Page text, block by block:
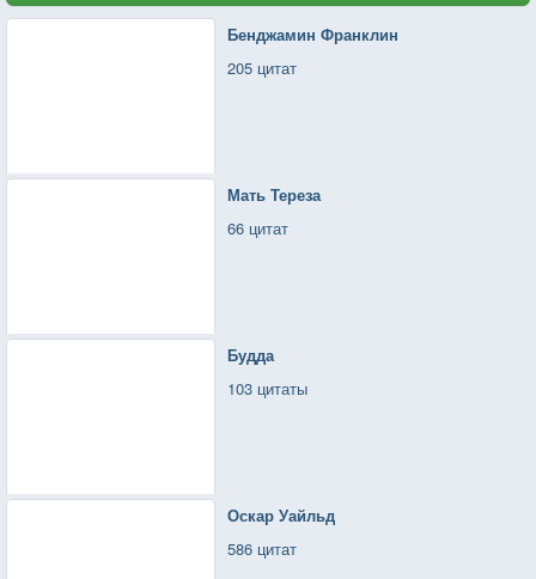
Бенджамин Франклин
205 цитат
Мать Тереза
66 цитат
Будда
103 цитаты
Оскар Уайльд
586 цитат